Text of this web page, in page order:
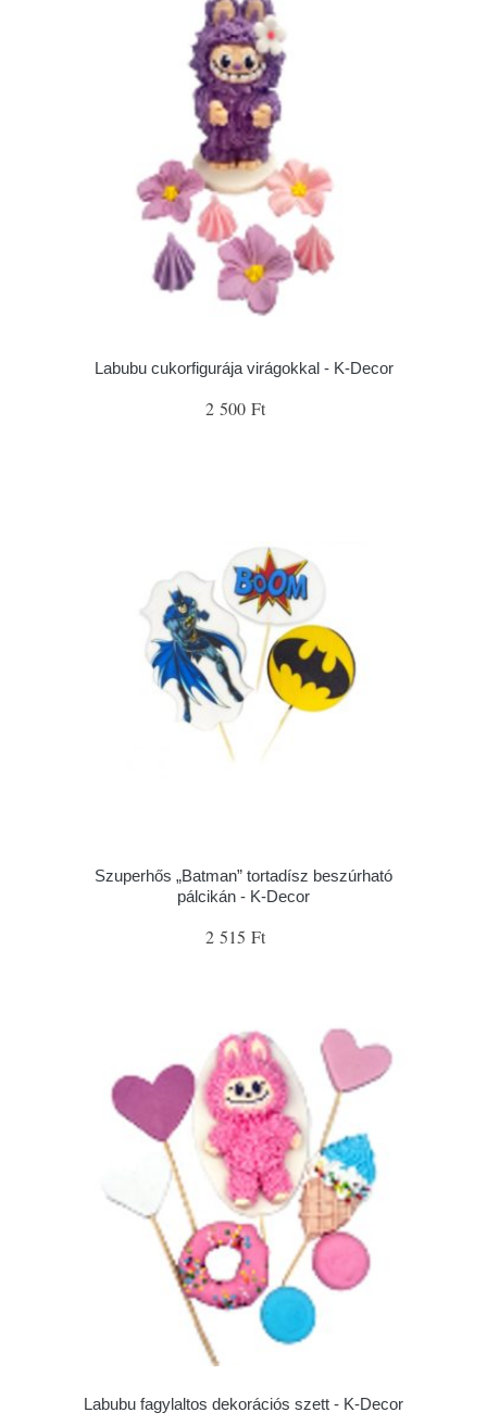
Labubu cukorfigurája virágokkal - K-Decor
2 500 Ft
Szuperhős „Batman” tortadísz beszúrható
pálcikán - K-Decor
2 515 Ft
Labubu fagylaltos dekorációs szett - K-Decor